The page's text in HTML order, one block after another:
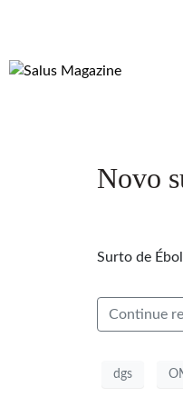
Novo
Surto de
Continue
dgs